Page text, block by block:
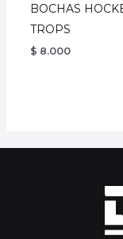
BOCHAS
TROPS
$ 8.000